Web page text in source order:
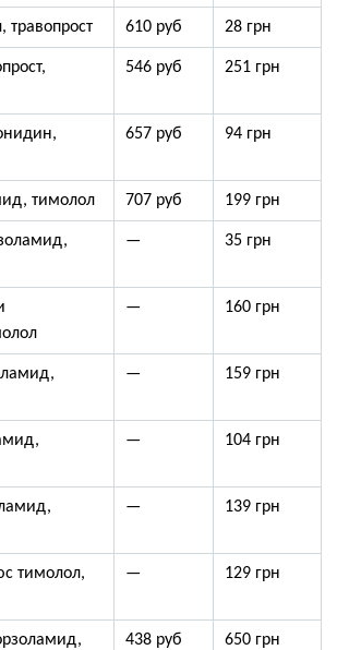
травопрост 610 руб 28 грн
546 руб 251 грн
657 руб 94 грн
тимолол 707 руб 199 грн
— 35 грн
— 160 грн
— 159 грн
— 104 грн
— 139 грн
тимолол,
— 129 грн
438 руб 650 грн